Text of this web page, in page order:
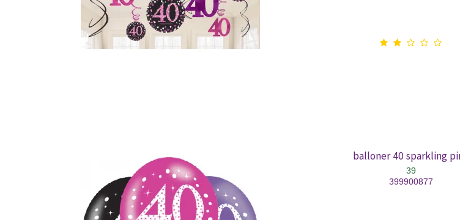
balloner 40 sparkling
39
399900877